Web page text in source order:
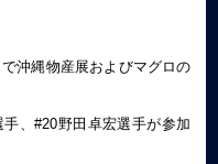
沖縄物産展およびマグロの
、#20野田卓宏選手が参加